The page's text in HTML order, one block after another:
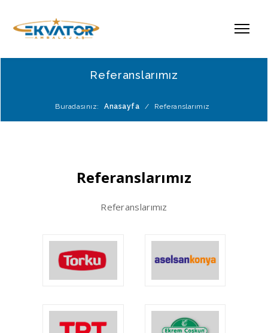
Referanslarımız
Buradasınız: Anasayfa / Referanslarımız
Referanslarımız
Referanslarımız